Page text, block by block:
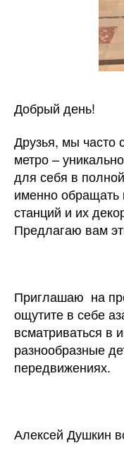
Добрый день!
Друзья, мы часто
метро –
для себя в
именно обращать
станций и их
Предлагаю вам
Приглашаю на
ощутите в себе
всматриваться в
разнообразные
передвижениях.
Алексей Душкин